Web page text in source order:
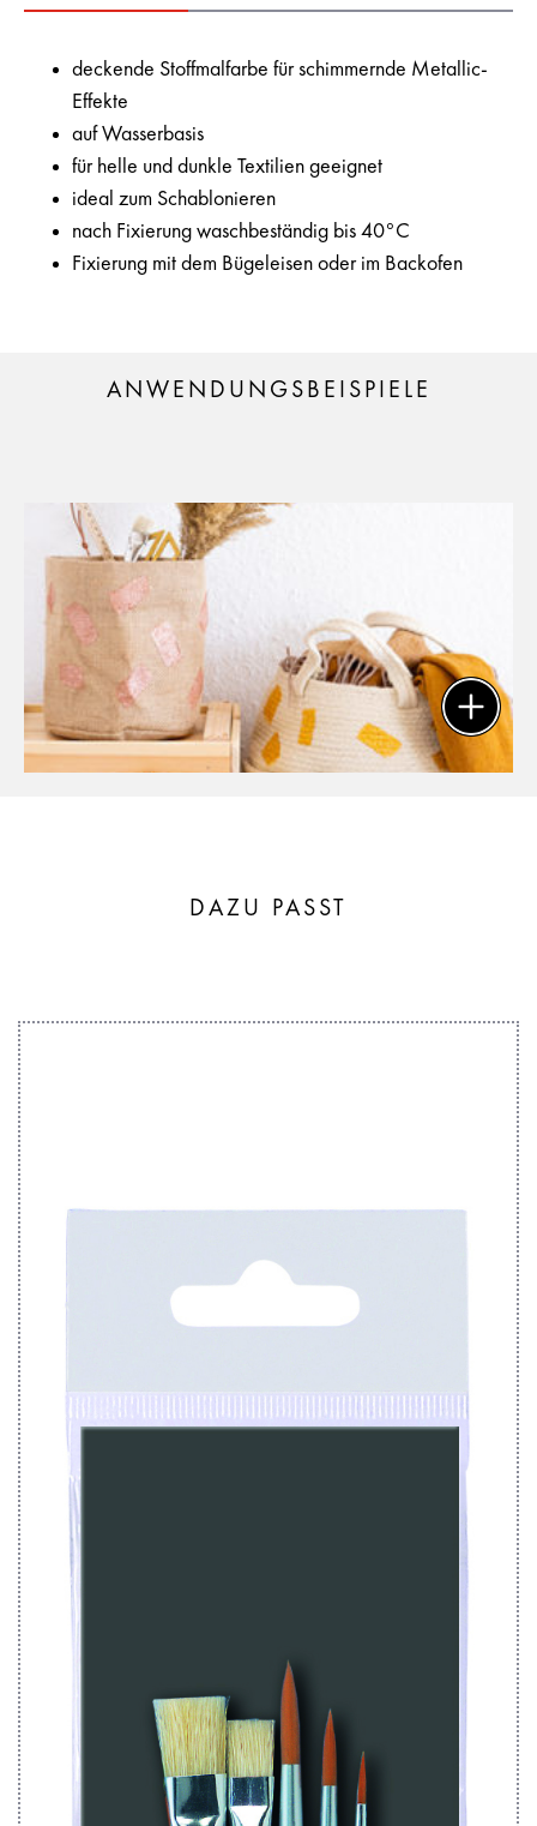
deckende Stoffmalfarbe für schimmernde Metallic-
Effekte
auf Wasserbasis
für helle und dunkle Textilien geeignet
ideal zum Schablonieren
nach Fixierung waschbeständig bis 40°C
Fixierung mit dem Bügeleisen oder im Backofen
ANWENDUNGSBEISPIELE
DAZU PASST